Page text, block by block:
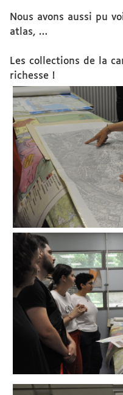
Nous avons aussi pu
atlas, …
Les collections de la
richesse !